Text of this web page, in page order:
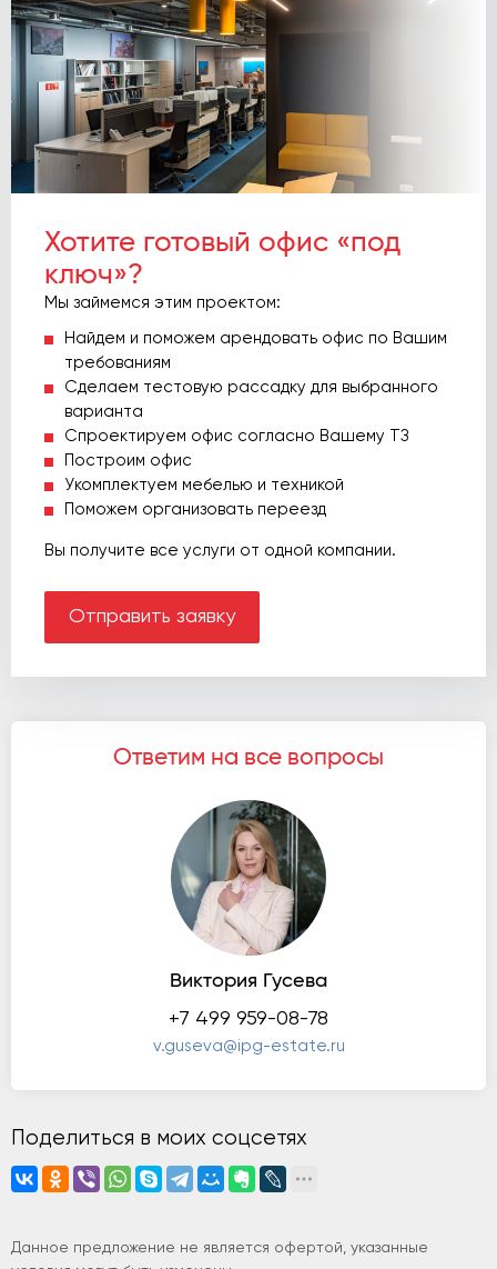
Хотите готовый офис «под
ключ»?
Мы займемся этим проектом:
Найдем и поможем арендовать офис по Вашим
требованиям
Сделаем тестовую рассадку для выбранного
варианта
Спроектируем офис согласно Вашему ТЗ
Построим офис
Укомплектуем мебелью и техникой
Поможем организовать переезд
Вы получите все услуги от одной компании.
Отправить заявку
Ответим на все вопросы
Виктория Гусева
+7 499 959-08-78
v.guseva@ipg-estate.ru
Поделиться в моих соцсетях
Данное предложение не является офертой, указанные